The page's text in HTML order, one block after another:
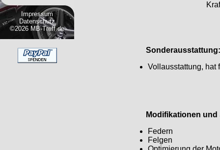
Impressum
Datenschutz
©2026 MB-Treff.de
Sonderausstattung:
Vollausstattung, hat
Modifikationen und
Federn
Felgen